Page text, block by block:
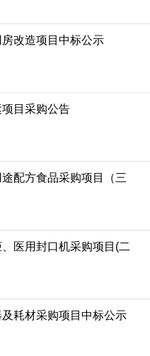
改造项目中标公示
目采购公告
配方食品采购项目（三
医用封口机采购项目(二
耗材采购项目中标公示